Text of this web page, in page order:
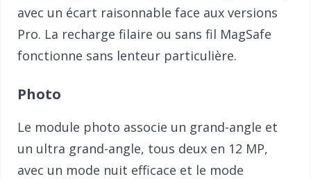
avec un écart raisonnable face aux versions
Pro. La recharge filaire ou sans fil MagSafe
fonctionne sans lenteur particulière.
Photo
Le module photo associe un grand-angle et
un ultra grand-angle, tous deux en 12 MP,
avec un mode nuit efficace et le mode